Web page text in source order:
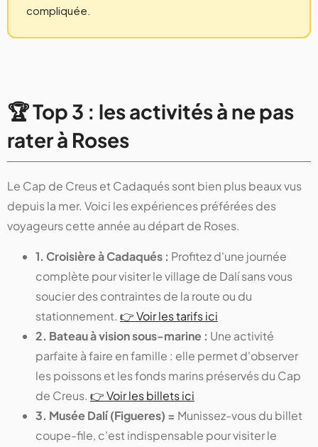
compliquée.
🏆 Top 3 : les activités à ne pas
rater à Roses
Le Cap de Creus et Cadaqués sont bien plus beaux vus
depuis la mer. Voici les expériences préférées des
voyageurs cette année au départ de Roses.
1. Croisière à Cadaqués : Profitez d'une journée
complète pour visiter le village de Dalí sans vous
soucier des contraintes de la route ou du
stationnement. 👉 Voir les tarifs ici
2. Bateau à vision sous-marine : Une activité
parfaite à faire en famille : elle permet d'observer
les poissons et les fonds marins préservés du Cap
de Creus. 👉 Voir les billets ici
3. Musée Dalí (Figueres) = Munissez-vous du billet
coupe-file, c'est indispensable pour visiter le